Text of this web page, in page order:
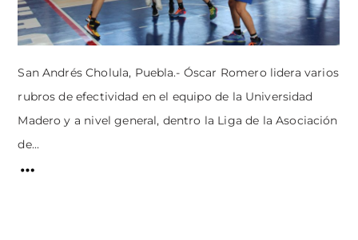
San Andrés Cholula, Puebla.- Óscar Romero lidera varios
rubros de efectividad en el equipo de la Universidad
Madero y a nivel general, dentro la Liga de la Asociación
de...